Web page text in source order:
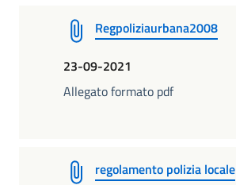
Regpoliziaurbana2008
23-09-2021
Allegato formato pdf
regolamento polizia locale